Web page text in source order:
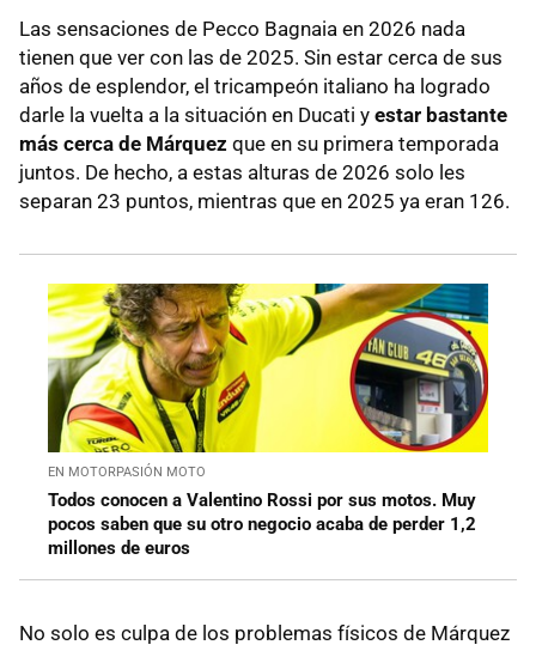
Las sensaciones de Pecco Bagnaia en 2026 nada
tienen que ver con las de 2025. Sin estar cerca de sus
años de esplendor, el tricampeón italiano ha logrado
darle la vuelta a la situación en Ducati y estar bastante
más cerca de Márquez que en su primera temporada
juntos. De hecho, a estas alturas de 2026 solo les
separan 23 puntos, mientras que en 2025 ya eran 126.
EN MOTORPASIÓN MOTO
Todos conocen a Valentino Rossi por sus motos. Muy
pocos saben que su otro negocio acaba de perder 1,2
millones de euros
No solo es culpa de los problemas físicos de Márquez